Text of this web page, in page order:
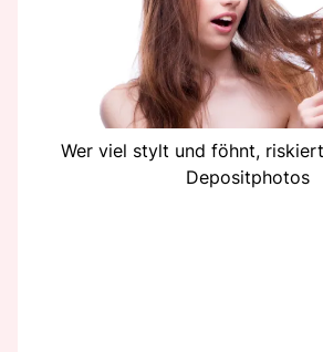
Wer viel stylt und föhnt,
Depositphotos